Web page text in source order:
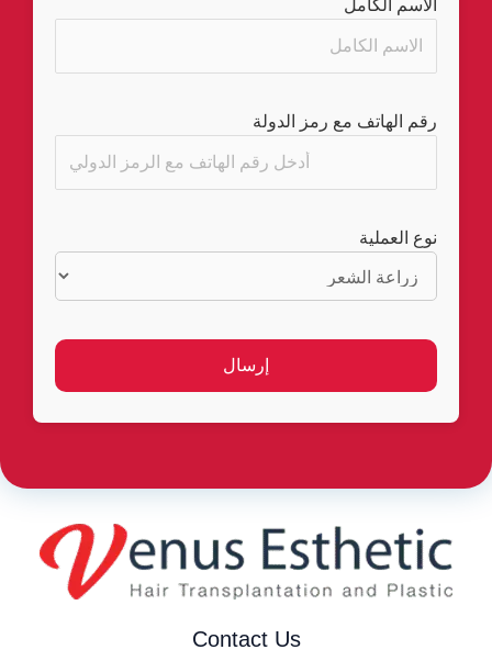
الاسم الكامل
رقم الهاتف مع رمز الدولة
نوع العملية
Contact Us